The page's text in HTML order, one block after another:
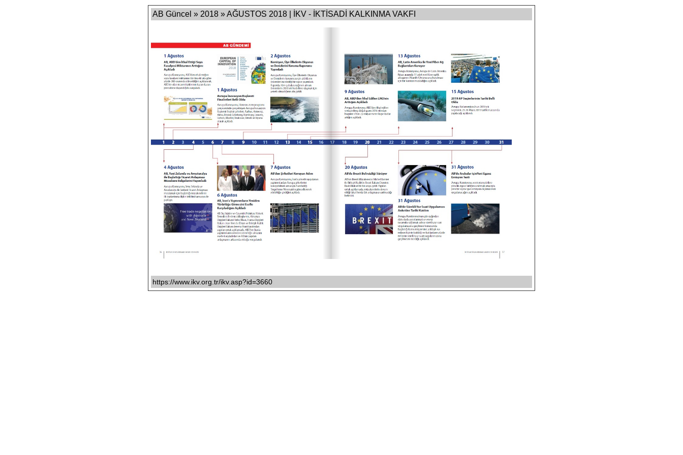
AB Güncel » 2018 » AĞUSTOS 2018 | İKV - İKTİSADİ KALKINMA VAKFI
https://www.ikv.org.tr/ikv.asp?id=3660